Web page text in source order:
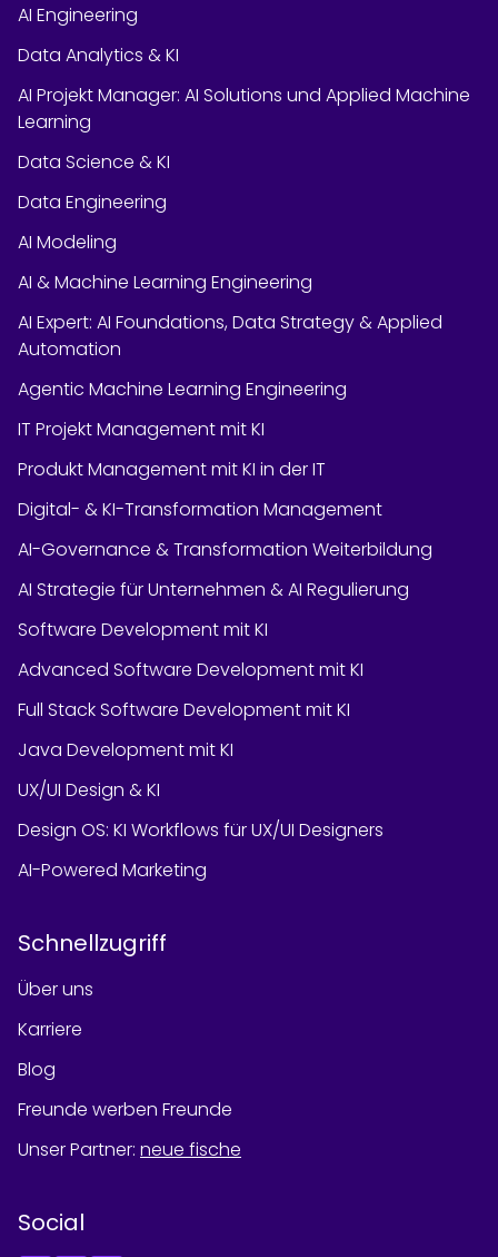
AI Engineering
Data Analytics & KI
AI Projekt Manager: AI Solutions und Applied Machine
Learning
Data Science & KI
Data Engineering
AI Modeling
AI & Machine Learning Engineering
AI Expert: AI Foundations, Data Strategy & Applied
Automation
Agentic Machine Learning Engineering
IT Projekt Management mit KI
Produkt Management mit KI in der IT
Digital- & KI-Transformation Management
AI-Governance & Transformation Weiterbildung
AI Strategie für Unternehmen & AI Regulierung
Software Development mit KI
Advanced Software Development mit KI
Full Stack Software Development mit KI
Java Development mit KI
UX/UI Design & KI
Design OS: KI Workflows für UX/UI Designers
AI-Powered Marketing
Schnellzugriff
Über uns
Karriere
Blog
Freunde werben Freunde
Unser Partner: neue fische
Social